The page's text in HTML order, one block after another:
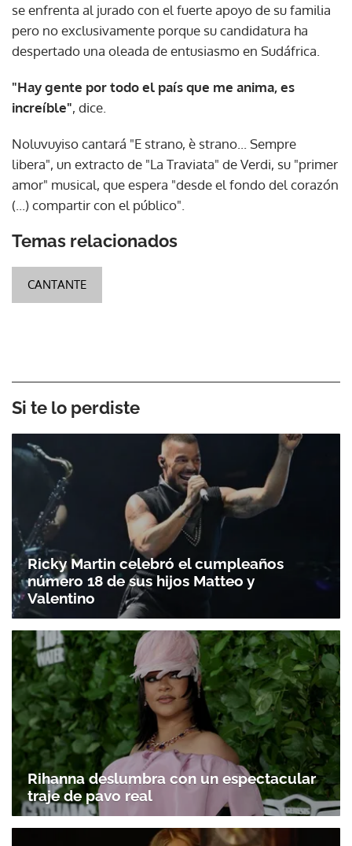
se enfrenta al jurado con el fuerte apoyo de su familia
pero no exclusivamente porque su candidatura ha
despertado una oleada de entusiasmo en Sudáfrica.
"Hay gente por todo el país que me anima, es
increíble", dice.
Noluvuyiso cantará "E strano, è strano... Sempre
libera", un extracto de "La Traviata" de Verdi, su "primer
amor" musical, que espera "desde el fondo del corazón
(...) compartir con el público".
Temas relacionados
CANTANTE
Si te lo perdiste
Ricky Martin celebró el cumpleaños
número 18 de sus hijos Matteo y
Valentino
Rihanna deslumbra con un espectacular
traje de pavo real